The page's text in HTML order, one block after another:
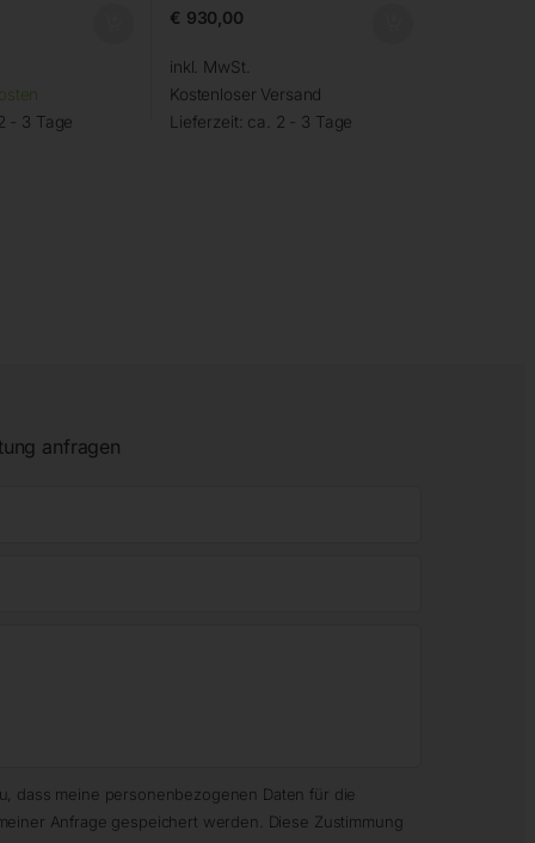
- 3 Tage
€ 930,00
inkl. MwSt.
Kostenloser Versand
Lieferzeit: ca. 2 - 3 Tage
anfragen
dass meine personenbezogenen Daten für die
Anfrage gespeichert werden. Diese Zustimmung